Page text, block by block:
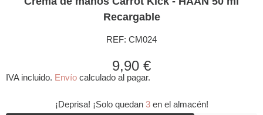
Recargable
REF: CM024
9,90 €
IVA incluido. Envío calculado al pagar.
¡Deprisa! ¡Solo quedan 3en el almacén!